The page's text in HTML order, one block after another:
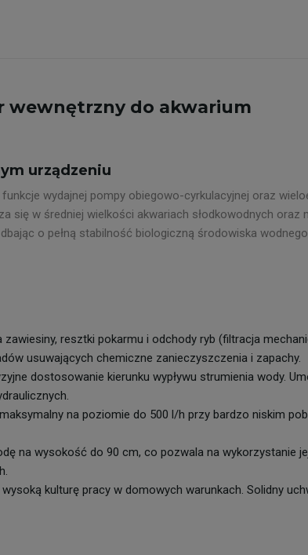
wewnętrzny do akwarium
urządzeniu
wydajnej pompy obiegowo-cyrkulacyjnej oraz
w średniej wielkości akwariach słodkowodnych oraz
o pełną stabilność biologiczną środowiska wodnego
resztki pokarmu i odchody ryb (filtracja
usuwających chemiczne zanieczyszczenia i zapachy.
dostosowanie kierunku wypływu strumienia wody.
na poziomie do 500 l/h przy bardzo niskim
na wysokość do 90 cm, co pozwala na wykorzystanie
kulturę pracy w domowych warunkach. Solidny